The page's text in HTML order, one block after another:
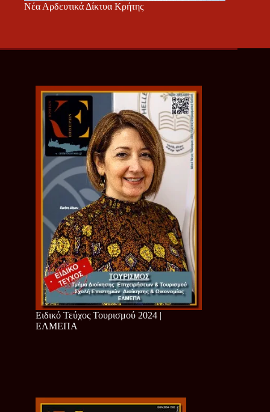
Νέα Αρδευτικά Δίκτυα Κρήτης
Ειδικό Τεύχος Τουρισμού 2024 |
ΕΛΜΕΠΑ